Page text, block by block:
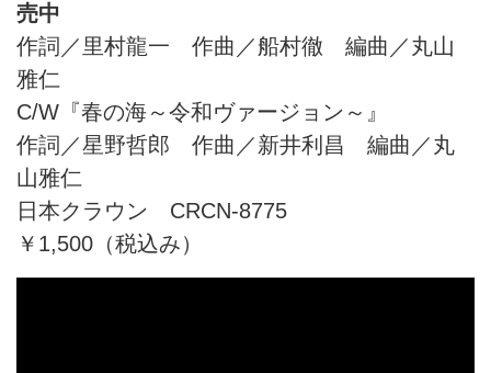
売中
作詞／里村龍一 作曲／船村徹 編曲／丸山
雅仁
C/W『春の海～令和ヴァージョン～』
作詞／星野哲郎 作曲／新井利昌 編曲／丸
山雅仁
日本クラウン CRCN-8775
￥1,500（税込み）